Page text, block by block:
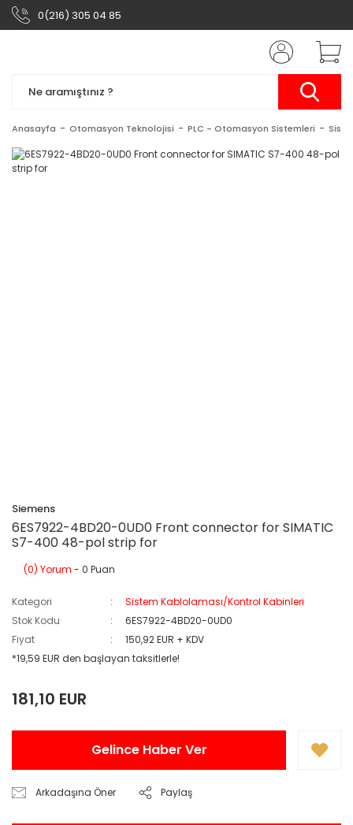
0(216) 305 04 85
Anasayfa Otomasyon Teknolojisi PLC - Otomasyon Sistemleri
Siemens
6ES7922-4BD20-0UD0 Front connector for SIMATIC
S7-400 48-pol strip for
(0) Yorum - 0 Puan
Kategori
Sistem Kablolaması/Kontrol Kabinleri
Stok Kodu
6ES7922-4BD20-0UD0
Fiyat
150,92 EUR + KDV
*19,59 EUR den başlayan taksitlerle!
181,10 EUR
Gelince Haber Ver
Arkadaşına Öner Paylaş